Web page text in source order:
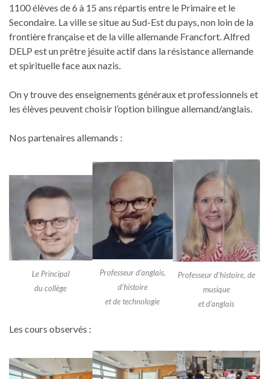
1100 élèves de 6 à 15 ans répartis entre le Primaire et le
Secondaire. La ville se situe au Sud-Est du pays, non loin de la
frontière française et de la ville allemande Francfort. Alfred
DELP est un prêtre jésuite actif dans la résistance allemande
et spirituelle face aux nazis.
On y trouve des enseignements généraux et professionnels et
les élèves peuvent choisir l’option bilingue allemand/anglais.
Nos partenaires allemands :
Le Principal
du collège
Professeur d’anglais,
d’histoire
et de technologie
Professeur d’histoire, de
musique
et d’anglais
Les cours observés :